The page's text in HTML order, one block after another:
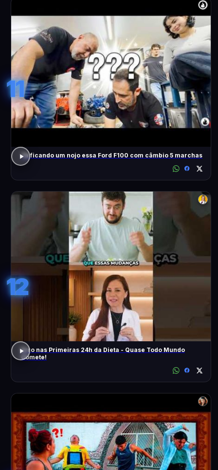
11
Tá ficando um nojo essa Ford F100 com câmbio 5 marchas
12
Erro nas Primeiras 24h da Dieta - Quase Todo Mundo
Comete!